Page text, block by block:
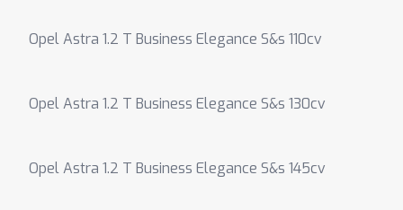
Opel Astra 1.2 T Business Elegance S&s 110cv
Opel Astra 1.2 T Business Elegance S&s 130cv
Opel Astra 1.2 T Business Elegance S&s 145cv